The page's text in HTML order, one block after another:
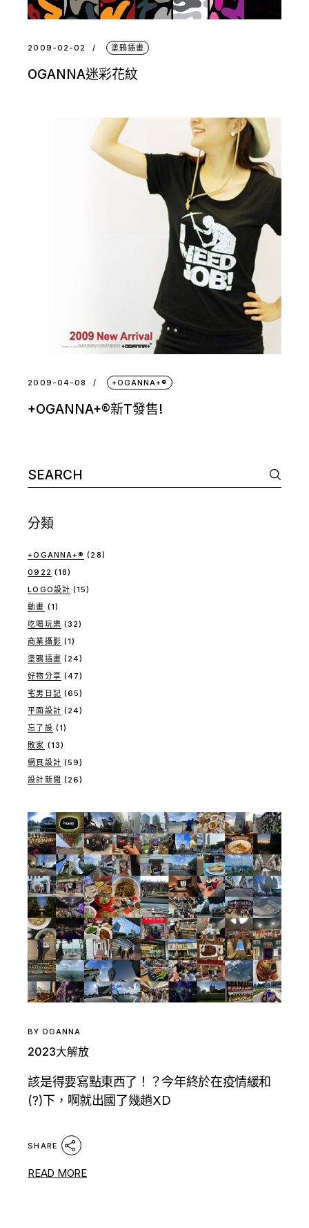
2009-02-02 塗鴉插畫
OGANNA迷彩花紋
2009-04-08 +OGANNA+®
+OGANNA+®新T發售!
Search
for:
分類
+OGANNA+® (28)
0922 (18)
LOGO設計 (15)
動畫 (1)
吃喝玩樂 (32)
商業攝影 (1)
塗鴉插畫 (24)
好物分享 (47)
宅男日記 (65)
平面設計 (24)
忘了設 (1)
敗家 (13)
網頁設計 (59)
設計新聞 (26)
BY OGANNA
2023大解放
該是得要寫點東西了！？今年終於在疫情緩和
(?)下，啊就出國了幾趟XD
SHARE
READ MORE